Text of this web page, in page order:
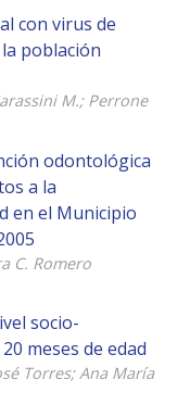
con virus de
población
M.; Perrone
odontológica
a la
en el Municipio
C. Romero
socio-
meses de edad
Torres; Ana María